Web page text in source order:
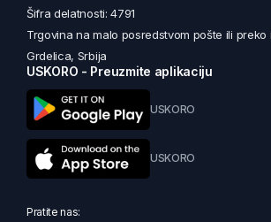
Šifra delatnosti: 4791
Trgovina na malo posredstvom pošte ili preko
Grdelica, Srbija
USKORO - Preuzmite aplikaciju
USKORO
USKORO
Pratite nas: